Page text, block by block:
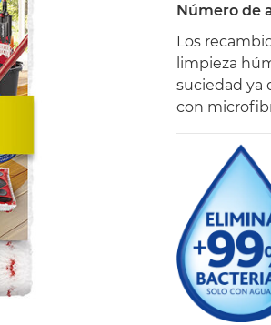
Número de
Los
limpieza
suciedad ya
con